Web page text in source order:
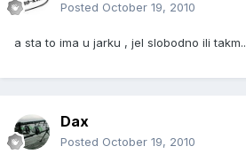
Posted October 19, 2010
a sta to ima u jarku , jel slobodno ili takm..
Dax
Posted October 19, 2010